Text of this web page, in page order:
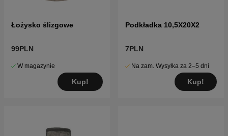
Łożysko ślizgowe
99PLN
W magazynie
Kup!
Podkładka 10,5X20X2
7PLN
Na zam. Wysyłka za 2–5 dni
Kup!